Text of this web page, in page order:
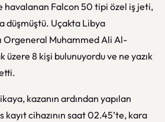
havalanan Falcon 50 tipi özel iş jeti,
düşmüştü. Uçakta Libya
Orgeneral Muhammed Ali Al-
üzere 8 kişi bulunuyordu ve ne yazık
kazanın ardından yapılan
kayıt cihazının saat 02.45’te, kara